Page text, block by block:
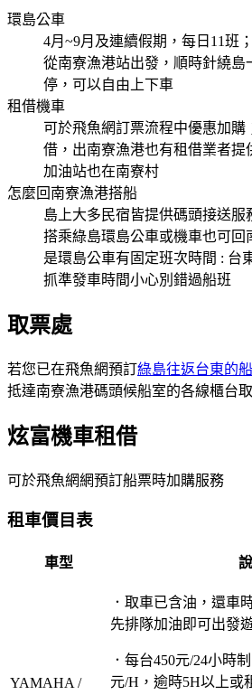
環島公車
4月~9月及連續假期，每日11班
從南寮漁港站出發，順時針繞島
停，可以自由上下車
租借機車
可於飛魚網訂票流程中優惠加購
借，出南寮漁港也有租借業者提
加油站也在南寮村
怎麼回南寮漁港搭船
島上大多民宿皆提供碼頭接送服
搭乘綠島環島公車或機車也可回
是環島公車有固定班次時間 : 台
抓準發車時間小心別錯過船班
取票處
若您已在飛魚網預訂綠島往返台東的
抵達南寮漁港碼頭候船室的各線櫃台取
炫富機車租借
可於飛魚網網預訂船票時加購服務
租車價目表
車型
YAMAHA /
．取車已含油，還車
先排隊加油即可出發
．每台450元/24小時
元/H，逾時5H以上或